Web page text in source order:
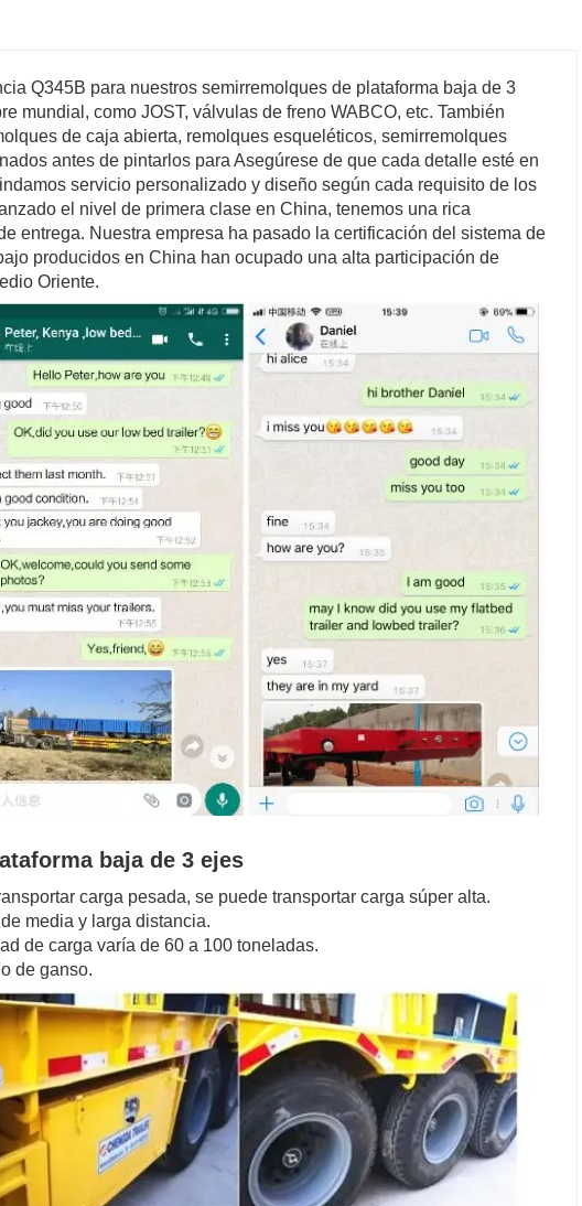
Q345B para nuestros semirremolques de plataforma baja de 3
mundial, como JOST, válvulas de freno WABCO, etc. También
de caja abierta, remolques esqueléticos, semirremolques
antes de pintarlos para Asegúrese de que cada detalle esté en
servicio personalizado y diseño según cada requisito de los
el nivel de primera clase en China, tenemos una rica
entrega. Nuestra empresa ha pasado la certificación del sistema de
producidos en China han ocupado una alta participación de
Oriente.
baja de 3 ejes
carga pesada, se puede transportar carga súper alta.
media y larga distancia.
de carga varía de 60 a 100 toneladas.
de ganso.